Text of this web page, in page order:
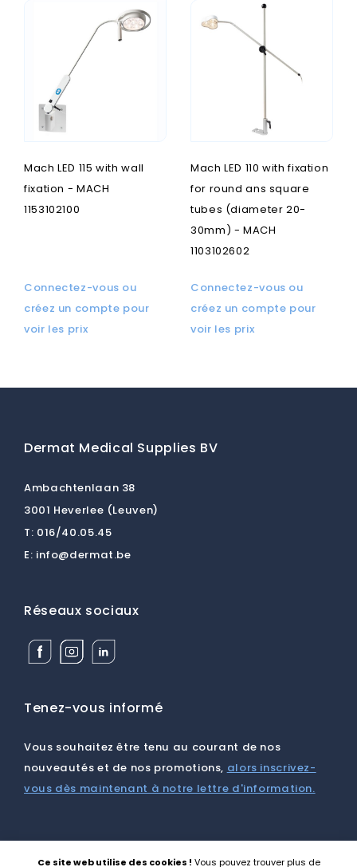
Mach LED 115 with wall
fixation - MACH
1153102100
Connectez-vous ou
créez un compte pour
voir les prix
Mach LED 110 with fixation
for round ans square
tubes (diameter 20-
30mm) - MACH
1103102602
Connectez-vous ou
créez un compte pour
voir les prix
Dermat Medical Supplies BV
Ambachtenlaan 38
3001 Heverlee (Leuven)
T: 016/40.05.45
E: info@dermat.be
Réseaux sociaux
Facebook
Dermat
BV
Instagram
Dermat
BV
Linkedin
Dermat
BV
Tenez-vous informé
Vous souhaitez être tenu au courant de nos
nouveautés et de nos promotions, alors inscrivez-
vous dès maintenant à notre lettre d'information.
Ce site web utilise des cookies ! Vous pouvez trouver plus de